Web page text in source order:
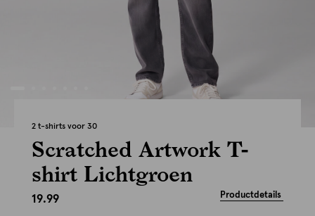
2 t-shirts voor 30
Scratched Artwork T-
shirt Lichtgroen
19.99 Productdetails